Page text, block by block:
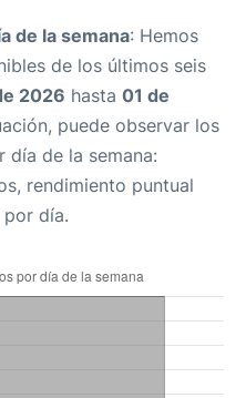
de la semana: Hemos
de los últimos seis
2026 hasta 01 de
puede observar los
día de la semana:
rendimiento puntual
día.